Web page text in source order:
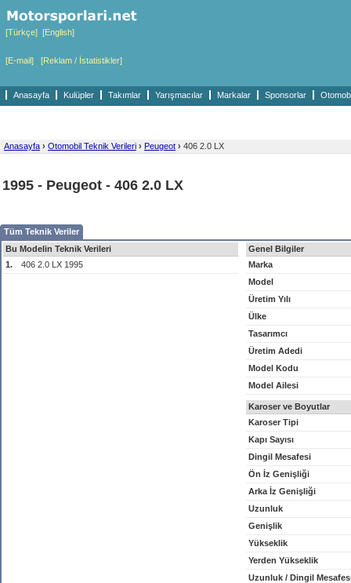
[Türkçe] [English]
[E-mail] [Reklam / İstatistikler]
Anasayfa Kulüpler Takımlar Yarışmacılar Markalar Sponsorlar
Anasayfa › Otomobil Teknik Verileri › Peugeot › 406 2.0 LX
1995 - Peugeot - 406 2.0 LX
Tüm Teknik Veriler
Bu Modelin Teknik Verileri
1.
406 2.0 LX 1995
Genel Bilgiler
Marka
Model
Üretim Yılı
Ülke
Tasarımcı
Üretim Adedi
Model Kodu
Model Ailesi
Karoser ve Boyutlar
Karoser Tipi
Kapı Sayısı
Dingil Mesafesi
Ön İz Genişliği
Arka İz Genişliği
Uzunluk
Genişlik
Yükseklik
Yerden Yükseklik
Uzunluk / Dingil